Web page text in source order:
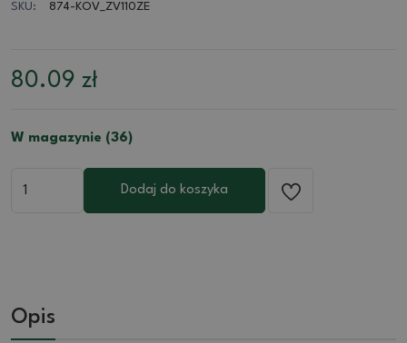
SKU:
874-KOV_ZV110ZE
80.09 zł
W magazynie (36)
Dodaj do koszyka
Opis